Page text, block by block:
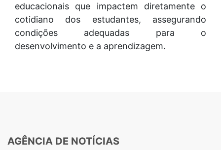
educacionais que impactem diretamente o
cotidiano dos estudantes, assegurando
condições adequadas para o
desenvolvimento e a aprendizagem.
AGÊNCIA DE NOTÍCIAS